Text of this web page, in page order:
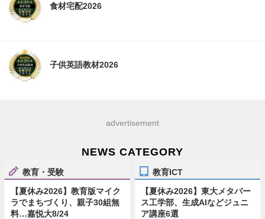
食材宅配2026
子供英語教材2026
advertisement
NEWS CATEGORY
教育・受験
【夏休み2026】教育版マイク
ラでまちづくり、親子30組無
料…嘉悦大8/24
教育ICT
【夏休み2026】東大メタバー
ス工学部、生成AIなどジュニ
ア講座6選